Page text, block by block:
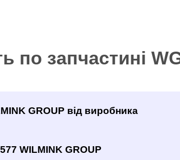
по запчастині
GROUP від виробника
WILMINK GROUP